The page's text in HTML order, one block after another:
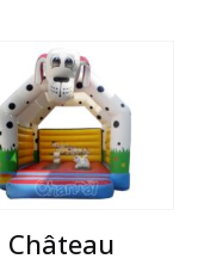
Château